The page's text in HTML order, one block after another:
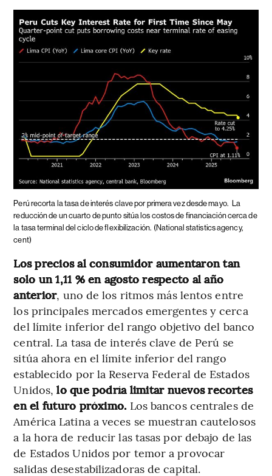
Perú recorta la tasa de interés clave por primera vez desde mayo. La
reducción de un cuarto de punto sitúa los costos de financiación cerca de
la tasa terminal del ciclo de flexibilización. (National statistics agency,
cent)
Los precios al consumidor aumentaron tan
solo un 1,11 % en agosto respecto al año
anterior, uno de los ritmos más lentos entre
los principales mercados emergentes y cerca
del límite inferior del rango objetivo del banco
central. La tasa de interés clave de Perú se
sitúa ahora en el límite inferior del rango
establecido por la Reserva Federal de Estados
Unidos, lo que podría limitar nuevos recortes
en el futuro próximo. Los bancos centrales de
América Latina a veces se muestran cautelosos
a la hora de reducir las tasas por debajo de las
de Estados Unidos por temor a provocar
salidas desestabilizadoras de capital.